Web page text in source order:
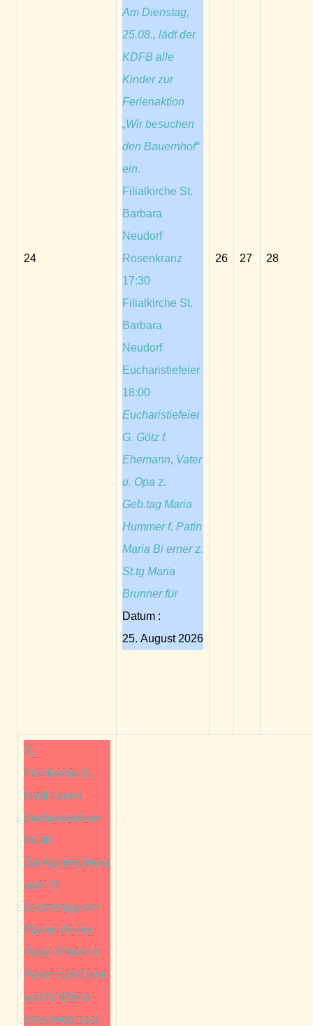
24
Am Dienstag,
25.08., lädt der
KDFB alle
Kinder zur
Ferienaktion
„Wir besuchen
den Bauernhof“
ein.
Filialkirche St.
Barbara
Neudorf
Rosenkranz
17:30
Filialkirche St.
Barbara
Neudorf
Eucharistiefeier
18:00
Eucharistiefeier
G. Götz f.
Ehemann, Vater
u. Opa z.
Geb.tag Maria
Hummer f. Patin
Maria Bi erner z.
St.tg Maria
Brunner für
Datum :
25. August 2026
26 27 28
31
Pfarrkirche St.
Martin Luhe
Eucharistiefeier
09:30
Dankgottesdienst
zum 70.
Geburtstag von
Pfarrer Arnold
Pirner Pfarrer A.
Pirner zum Dank
und für Eltern,
Verwandte und